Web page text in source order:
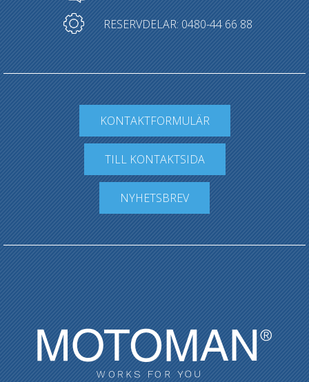
RESERVDELAR: 0480-44 66 88
KONTAKTFORMULÄR
TILL KONTAKTSIDA
NYHETSBREV